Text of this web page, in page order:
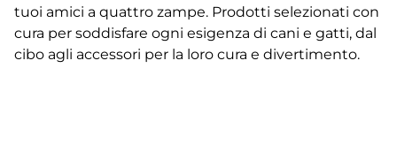
tuoi amici a quattro zampe. Prodotti selezionati con
cura per soddisfare ogni esigenza di cani e gatti, dal
cibo agli accessori per la loro cura e divertimento.